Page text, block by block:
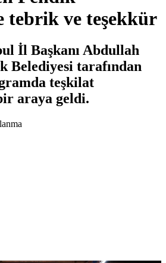
tebrik ve teşekkür
İl Başkanı Abdullah
Belediyesi tarafından
teşkilat
araya geldi.